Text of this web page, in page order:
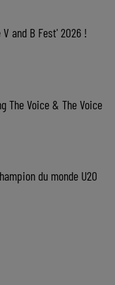
and B Fest' 2026 !
The Voice & The Voice
du monde U20